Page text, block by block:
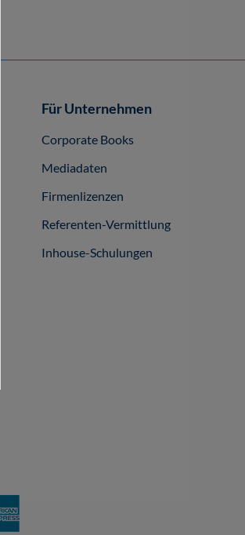
Für Unternehmen
Corporate Books
Mediadaten
Firmenlizenzen
Referenten-Vermittlung
Inhouse-Schulungen